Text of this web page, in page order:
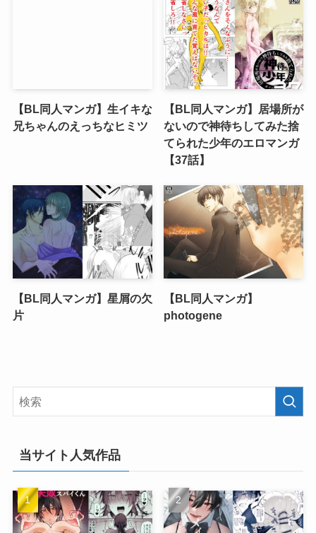
【BL同人マンガ】生イキな
兄ちゃんのえっちなヒミツ
【BL同人マンガ】居場所が
ないので神待ちしてみた捨
てられた少年のエロマンガ
【37話】
【BL同人マンガ】星屑の欠
片
【BL同人マンガ】
photogene
当サイト人気作品